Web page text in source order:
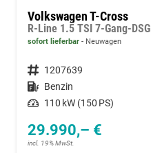
Volkswagen T-Cross
R-Line 1.5 TSI 7-Gang-DSG
sofort lieferbar Neuwagen
Fahrzeugnummer 1207639
Kraftstoff Benzin
Leistung 110 kW (150 PS)
29.990,– €
incl. 19% MwSt.